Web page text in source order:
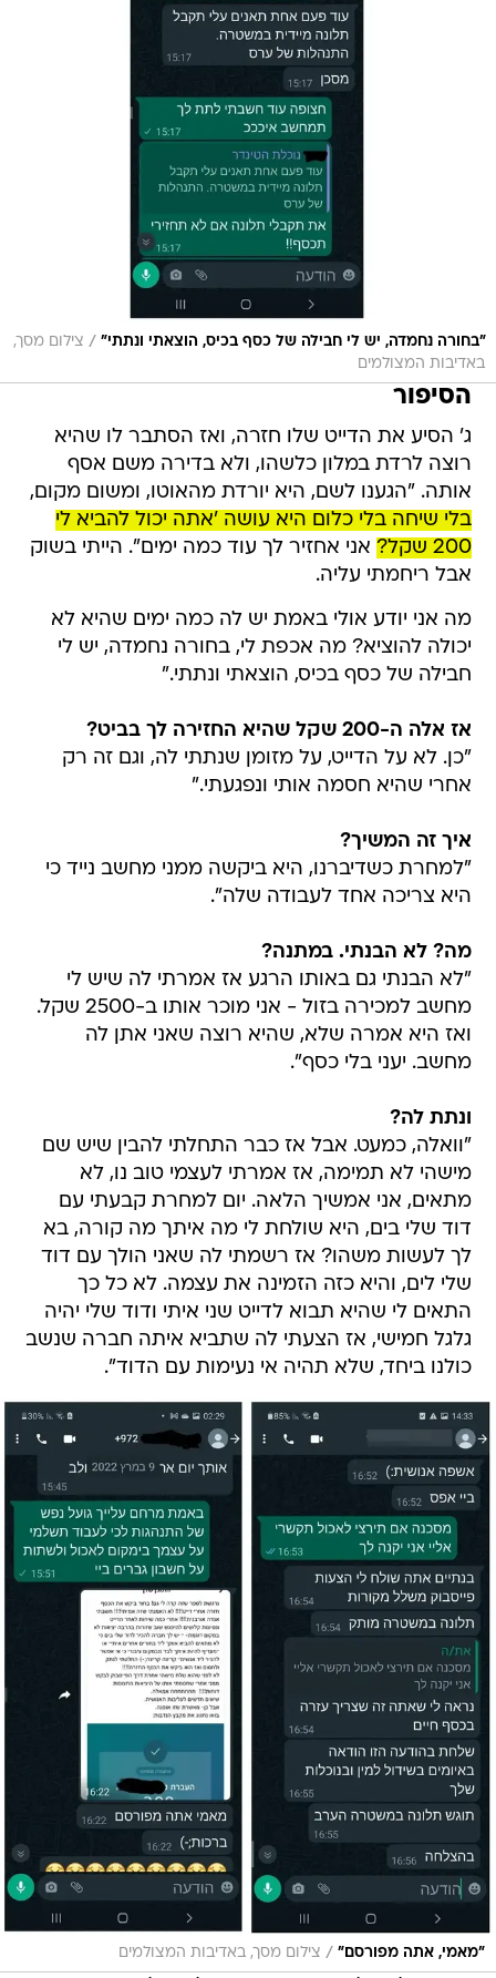
"בחורה נחמדה, יש לי חבילה של כסף בכיס, הוצאתי ונתתי" / צילום מסך,
באדיבות המצולמים
הסיפור
ג' הסיע את הדייט שלו חזרה, ואז הסתבר לו שהיא
רוצה לרדת במלון כלשהו, ולא בדירה משם אסף
אותה. "הגענו לשם, היא יורדת מהאוטו, ומשום מקום,
בלי שיחה בלי כלום היא עושה 'אתה יכול להביא לי
200 שקל?
אני אחזיר לך עוד כמה ימים". הייתי בשוק
אבל ריחמתי עליה.
מה אני יודע אולי באמת יש לה כמה ימים שהיא לא
יכולה להוציא? מה אכפת לי, בחורה נחמדה, יש לי
חבילה של כסף בכיס, הוצאתי ונתתי."
אז אלה ה-200 שקל שהיא החזירה לך בביט?
"כן. לא על הדייט, על מזומן שנתתי לה, וגם זה רק
אחרי שהיא חסמה אותי ונפגעתי."
איך זה המשיך?
"למחרת כשדיברנו, היא ביקשה ממני מחשב נייד כי
היא צריכה אחד לעבודה שלה".
מה? לא הבנתי. במתנה?
"לא הבנתי גם באותו הרגע אז אמרתי לה שיש לי
מחשב למכירה בזול - אני מוכר אותו ב-2500 שקל.
ואז היא אמרה שלא, שהיא רוצה שאני אתן לה
מחשב. יעני בלי כסף".
ונתת לה?
"וואלה, כמעט. אבל אז כבר התחלתי להבין שיש שם
מישהי לא תמימה, אז אמרתי לעצמי טוב נו, לא
מתאים, אני אמשיך הלאה. יום למחרת קבעתי עם
דוד שלי בים, היא שולחת לי מה איתך מה קורה, בא
לך לעשות משהו? אז רשמתי לה שאני הולך עם דוד
שלי לים, והיא כזה הזמינה את עצמה. לא כל כך
התאים לי שהיא תבוא לדייט שני איתי ודוד שלי יהיה
גלגל חמישי, אז הצעתי לה שתביא איתה חברה שנשב
כולנו ביחד, שלא תהיה אי נעימות עם הדוד".
"מאמי, אתה מפורסם" / צילום מסך, באדיבות המצולמים